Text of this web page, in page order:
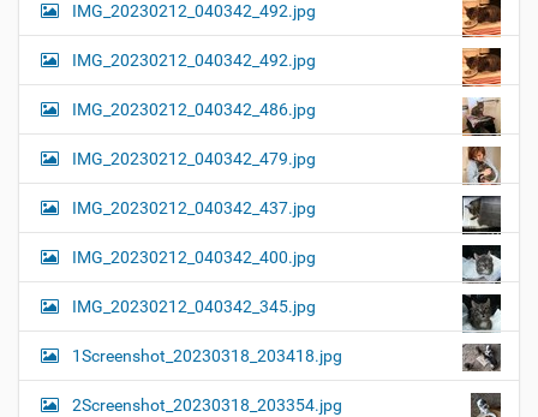
IMG_20230212_040342_492.jpg
IMG_20230212_040342_492.jpg
IMG_20230212_040342_486.jpg
IMG_20230212_040342_479.jpg
IMG_20230212_040342_437.jpg
IMG_20230212_040342_400.jpg
IMG_20230212_040342_345.jpg
1Screenshot_20230318_203418.jpg
2Screenshot_20230318_203354.jpg